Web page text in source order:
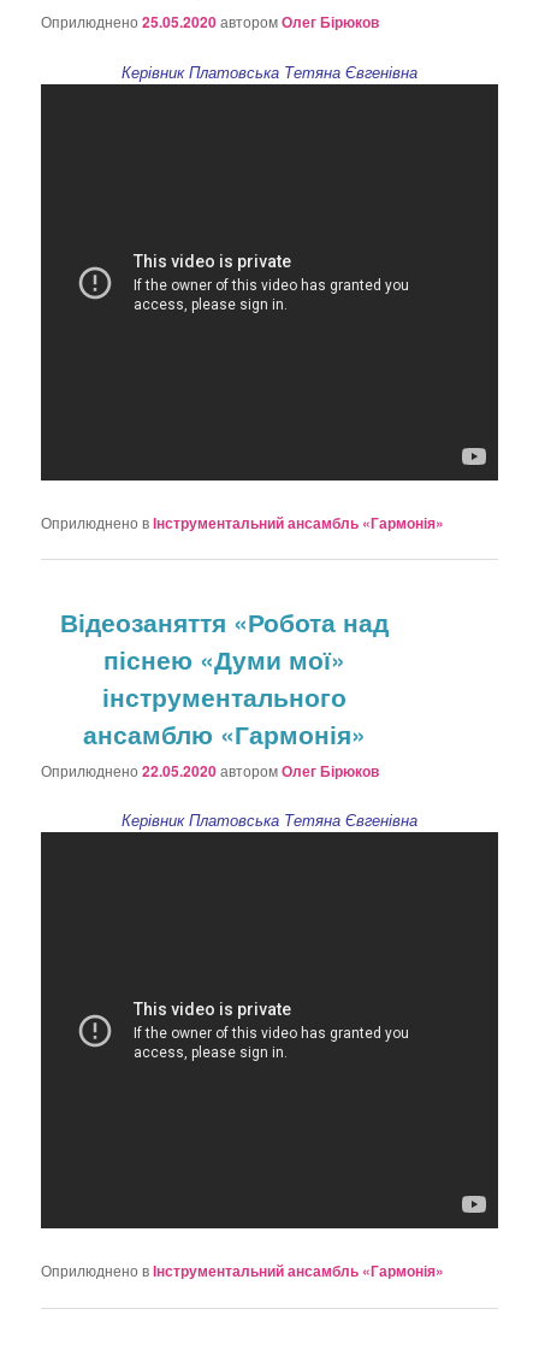
Оприлюднено25.05.2020авторомОлег Бірюков
Керівник Платовська Тетяна Євгенівна
Оприлюднено вІнструментальний ансамбль «Гармонія»
Відеозаняття «Робота над
піснею «Думи мої»
інструментального
ансамблю «Гармонія»
Оприлюднено22.05.2020авторомОлег Бірюков
Керівник Платовська Тетяна Євгенівна
Оприлюднено вІнструментальний ансамбль «Гармонія»